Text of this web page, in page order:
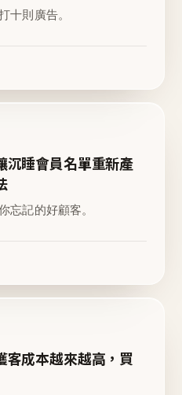
十則廣告。
沉睡會員名單重新產
忘記的好顧客。
客成本越來越高，買